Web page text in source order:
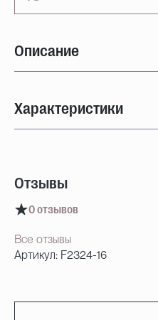
Описание
Характеристики
Отзывы
0 отзывов
Все отзывы
Артикул: F2324-16